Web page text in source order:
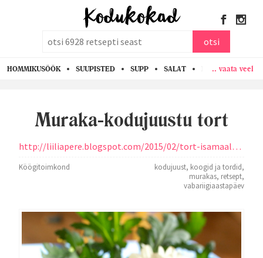
otsi
HOMMIKUSÖÖK SUUPISTED SUPP SALAT PASTA KANA
.. vaata veel
Muraka-kodujuustu tort
http://liiliapere.blogspot.com/2015/02/tort-isamaale-2015.html
Köögitoimkond kodujuust, koogid ja tordid,
murakas, retsept,
vabariigiaastapäev